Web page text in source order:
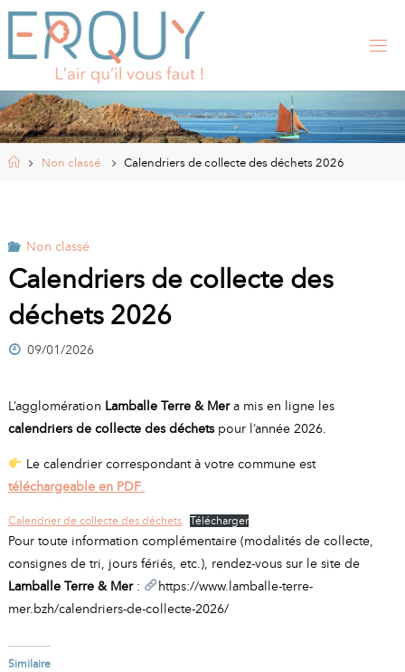
Skip
content
RQ
UY
, SI
C
EL
AI
RIE
HomeNon classé Calendriers de collecte des déchets 2026
Non classé
Calendriers de collecte des
déchets 2026
09/01/2026
L’agglomération Lamballe Terre & Mera mis en ligne les
calendriers de collecte des déchetspour l’année 2026.
Le calendrier correspondant à votre commune est
téléchargeable en PDF.
Calendrier de collecte des déchets Télécharger
Pour toute information complémentaire (modalités de collecte,
consignes de tri, jours fériés, etc.), rendez-vous sur le site de
Lamballe Terre & Mer:
https://www.lamballe-terre-
mer.bzh/calendriers-de-collecte-2026/
Similaire